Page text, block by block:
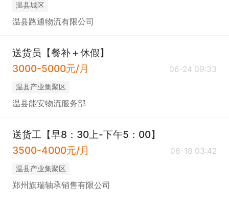
温县城区
温县路通物流有限公司
送货员【餐补＋休假】
3000-5000元/月
06-24 09:33
温县产业集聚区
温县能安物流服务部
送货工【早8：30上-下午5：00】
3500-4000元/月
06-18 03:42
温县产业集聚区
郑州旗瑞轴承销售有限公司